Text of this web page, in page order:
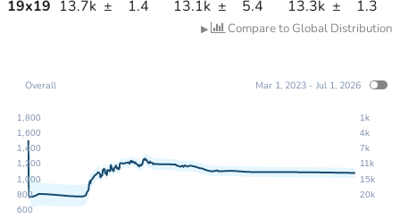
19x19 13.7k ± 1.4 13.1k ± 5.4 13.3k ± 1.3
▶ Compare to Global Distribution
600
800
1,000
1,200
1,400
1,600
1,800
20k
15k
11k
7k
4k
1k
Overall Mar 1, 2023 - Jul 1, 2026